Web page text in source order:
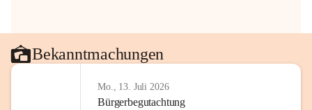
Bekanntmachungen
Mo., 13. Juli 2026
Bürgerbegutachtung